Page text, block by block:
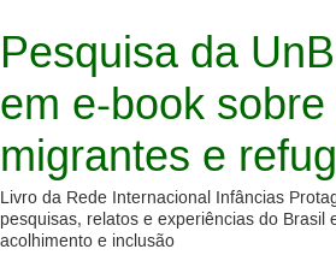
Pesquisa da
em e-book
migrantes e
Livro da Rede Internacional Infâncias
pesquisas, relatos e experiências do Brasil
acolhimento e inclusão